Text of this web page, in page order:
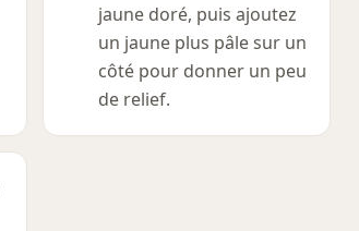
jaune doré, puis ajoutez
un jaune plus pâle sur un
côté pour donner un peu
de relief.